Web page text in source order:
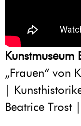
Kunstmuseum
„Frauen“ von
|
Beatrice Trost